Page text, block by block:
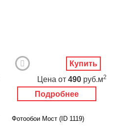
Подробнее
Цена от 490 руб.м2
Купить
Фотообои Мост (ID 1119)